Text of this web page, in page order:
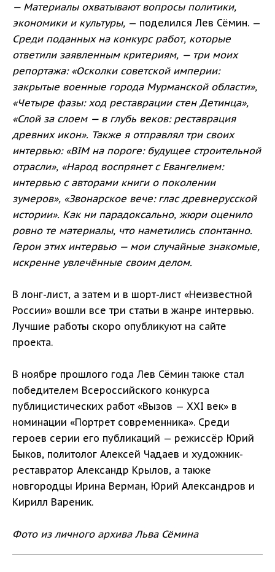
— Материалы охватывают вопросы политики,
экономики и культуры, — поделился Лев Сёмин. —
Среди поданных на конкурс работ, которые
ответили заявленным критериям, — три моих
репортажа: «Осколки советской империи:
закрытые военные города Мурманской области»,
«Четыре фазы: ход реставрации стен Детинца»,
«Слой за слоем — в глубь веков: реставрация
древних икон». Также я отправлял три своих
интервью: «BIM на пороге: будущее строительной
отрасли», «Народ воспрянет с Евангелием:
интервью с авторами книги о поколении
зумеров», «Звонарское вече: глас древнерусской
истории». Как ни парадоксально, жюри оценило
ровно те материалы, что наметились спонтанно.
Герои этих интервью — мои случайные знакомые,
искренне увлечённые своим делом.
В лонг-лист, а затем и в шорт-лист «Неизвестной
России» вошли все три статьи в жанре интервью.
Лучшие работы скоро опубликуют на сайте
проекта.
В ноябре прошлого года Лев Сёмин также стал
победителем Всероссийского конкурса
публицистических работ «Вызов — XXI век» в
номинации «Портрет современника». Среди
героев серии его публикаций — режиссёр Юрий
Быков, политолог Алексей Чадаев и художник-
реставратор Александр Крылов, а также
новгородцы Ирина Верман, Юрий Александров и
Кирилл Вареник.
Фото из личного архива Льва Сёмина